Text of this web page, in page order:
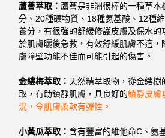
蘆薈萃取：蘆薈是非洲很棒的一種草本
分、20種礦物質、18種氨基酸、12種
養分，有很強的舒緩修護皮膚及保水的
於肌膚曬後急救，有效舒緩肌膚不適，
膚障壁功能不佳而可能引起的傷害。
金縷梅萃取： 天然精萃取物，從金縷樹
取，有助鎮靜肌膚，具良好的鎮靜皮膚
況，令肌膚柔軟有彈性。
小黃瓜萃取：含有豐富的維他命C、氨